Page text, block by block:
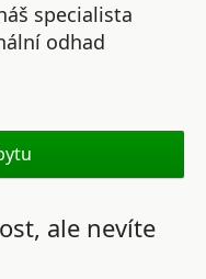
specialista
odhad
ale nevíte